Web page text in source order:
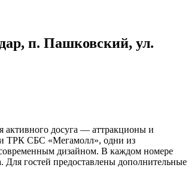
п. Пашковский, ул.
активного досуга — аттракционы и
и ТРК СБС «Мегамолл», одни из
дизайном. В каждом номере
Для гостей предоставлены дополнительные